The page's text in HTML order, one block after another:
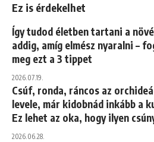
Ez is érdekelhet
Így tudod életben tartani a
addig, amíg elmész nyaralni –
meg ezt a 3 tippet
2026.07.19.
Csúf, ronda, ráncos az
levele, már kidobnád inkább a
Ez lehet az oka, hogy ilyen
2026.06.28.